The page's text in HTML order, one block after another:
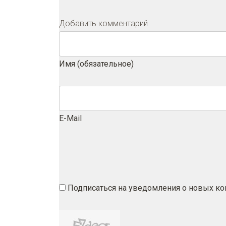
Добавить комментарий
Имя (обязательное)
E-Mail
Подписаться на уведомления о новых